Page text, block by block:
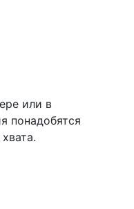
или в
понадобятся